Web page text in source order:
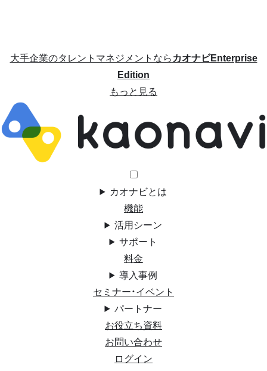
大手企業のタレントマネジメントならカオナビEnterprise
Edition
もっと見る
カオナビとは
機能
活用シーン
サポート
料金
導入事例
セミナー・イベント
パートナー
お役立ち資料
お問い合わせ
ログイン